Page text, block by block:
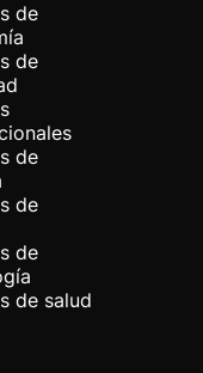
de
de
de
de
de
de salud